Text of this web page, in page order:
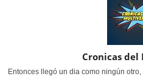
Cronicas
Entonces llegó un dia como ningún